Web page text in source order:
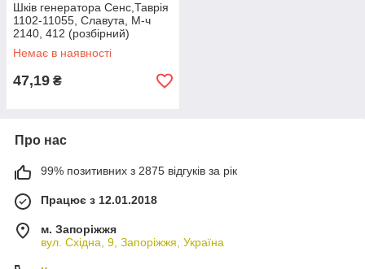
Шків генератора Сенс,Таврія
1102-11055, Славута, М-ч
2140, 412 (розбірний)
Немає в наявності
47,19 ₴
Про нас
99% позитивних з 2875 відгуків за рік
Працює з 12.01.2018
м. Запоріжжя
вул. Східна, 9, Запоріжжя, Україна